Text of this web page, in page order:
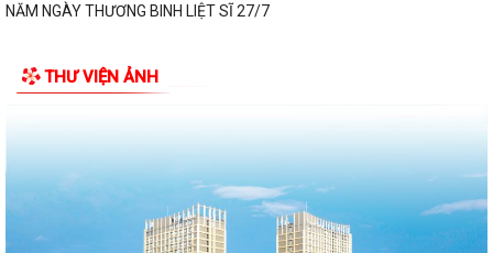
NĂM NGÀY THƯƠNG BINH LIỆT SĨ 27/7
NGHỊ ĐỐI THOẠI DOANH NGHIỆP, HỘ KINH DOANH,...
HỘI ĐỒNG NHÂN DÂN PHƯỜNG NGÔ QUYỀN THÔNG BÁO KẾT QUẢ KỲ
HỌP THỨ 4, KHÓA II, NHIỆM KỲ 2026 - 2031
THƯ VIỆN ẢNH